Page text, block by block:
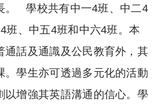
。
學校共有中一4班、中二4
班、中五4班和中六4班。本
通話及通識及公民教育外，其
。學生亦可透過多元化的活動
以增強其英語溝通的信心。學